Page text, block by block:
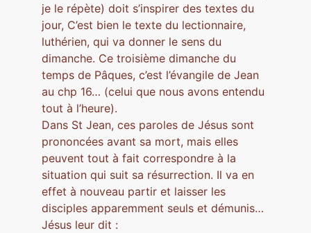
je le répète) doit s’inspirer des textes du
jour, C’est bien le texte du lectionnaire,
luthérien, qui va donner le sens du
dimanche. Ce troisième dimanche du
temps de Pâques, c’est l’évangile de Jean
au chp 16… (celui que nous avons entendu
tout à l’heure).
Dans St Jean, ces paroles de Jésus sont
prononcées avant sa mort, mais elles
peuvent tout à fait correspondre à la
situation qui suit sa résurrection. Il va en
effet à nouveau partir et laisser les
disciples apparemment seuls et démunis…
Jésus leur dit :